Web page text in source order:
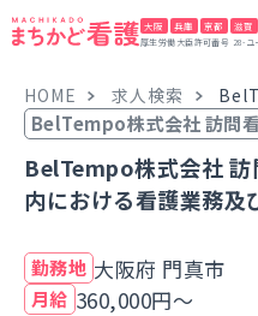
大阪 兵庫 京都 滋賀
厚生労働大臣許可番号 28-
HOME 求人検索
BelTempo株式会社 訪問
BelTempo株式会社
内における看護業務及
勤務地 大阪府 門真市
月給 360,000円～